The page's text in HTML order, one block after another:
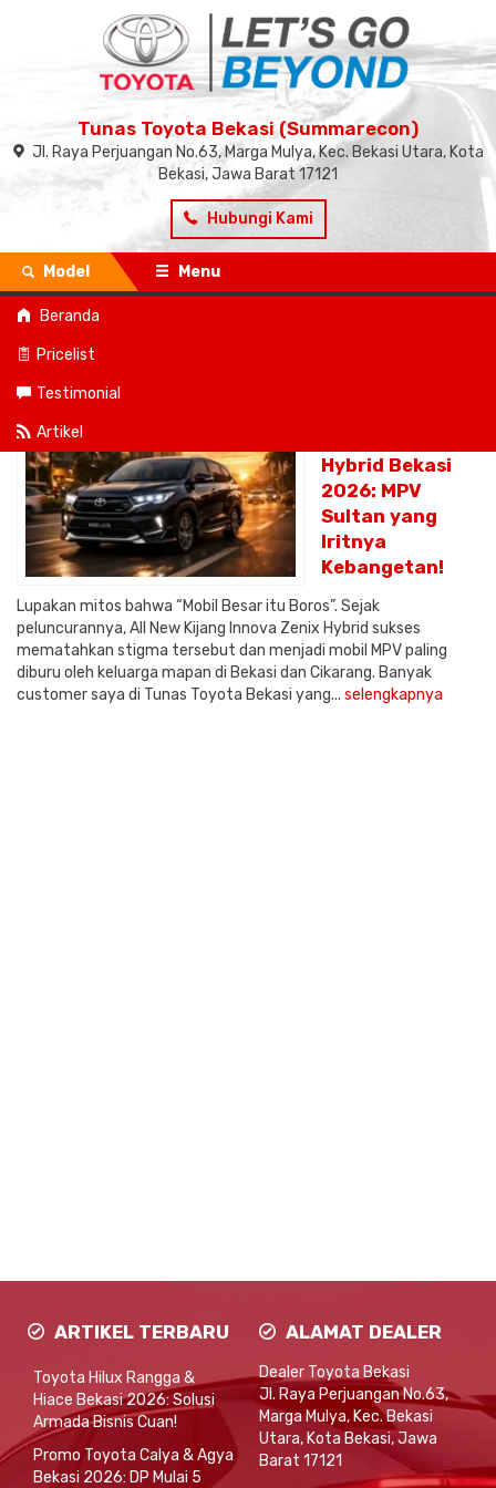
Tunas Toyota Bekasi (Summarecon)
Jl. Raya Perjuangan No.63, Marga Mulya, Kec. Bekasi Utara, Kota
Bekasi, Jawa Barat 17121
Hubungi Kami
Model Menu
Beranda
Pricelist
Testimonial
Artikel
Beranda»
Tags Harga Zenix Hybrid 2026
Hybrid Bekasi
2026: MPV
Sultan yang
Iritnya
Kebangetan!
Lupakan mitos bahwa “Mobil Besar itu Boros”. Sejak
peluncurannya, All New Kijang Innova Zenix Hybrid sukses
mematahkan stigma tersebut dan menjadi mobil MPV paling
diburu oleh keluarga mapan di Bekasi dan Cikarang. Banyak
customer saya di Tunas Toyota Bekasi yang... selengkapnya
ARTIKEL TERBARU
Toyota Hilux Rangga &
Hiace Bekasi 2026: Solusi
Armada Bisnis Cuan!
Promo Toyota Calya & Agya
Bekasi 2026: DP Mulai 5
ALAMAT DEALER
Dealer Toyota Bekasi
Jl. Raya Perjuangan No.63,
Marga Mulya, Kec. Bekasi
Utara, Kota Bekasi, Jawa
Barat 17121